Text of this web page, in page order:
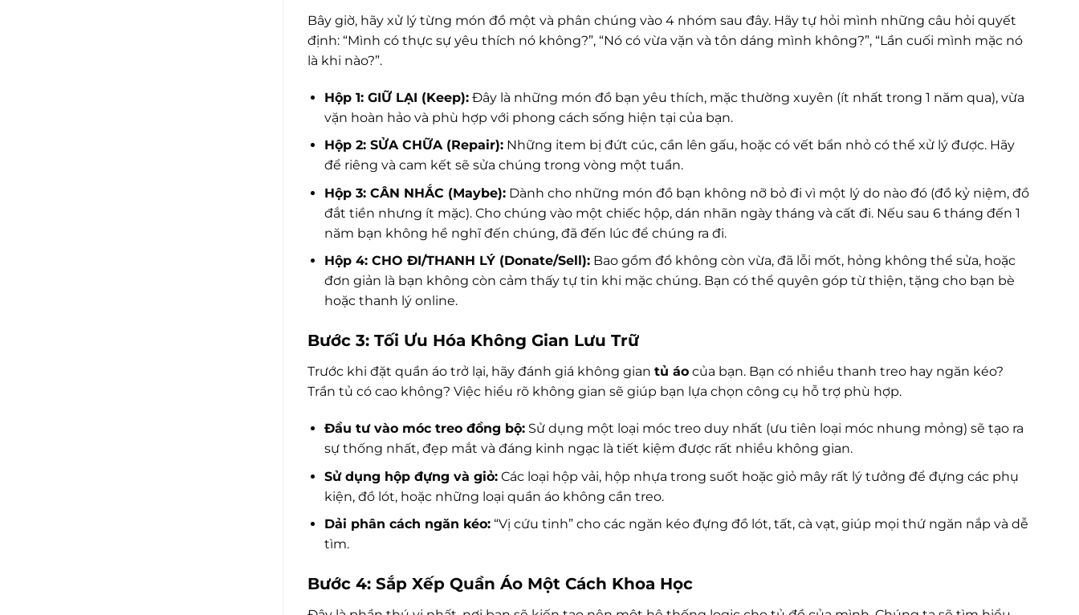
Bây giờ, hãy xử lý từng món đồ một và phân chúng vào 4 nhóm sau đây. Hãy tự hỏi mình những câu hỏi quyết
định: “Mình có thực sự yêu thích nó không?”, “Nó có vừa vặn và tôn dáng mình không?”, “Lần cuối mình mặc nó
là khi nào?”.
Hộp 1: GIỮ LẠI (Keep):Đây là những món đồ bạn yêu thích, mặc thường xuyên (ít nhất trong 1 năm qua), vừa
vặn hoàn hảo và phù hợp với phong cách sống hiện tại của bạn.
Hộp 2: SỬA CHỮA (Repair):Những item bị đứt cúc, cần lên gấu, hoặc có vết bẩn nhỏ có thể xử lý được. Hãy
để riêng và cam kết sẽ sửa chúng trong vòng một tuần.
Hộp 3: CÂN NHẮC (Maybe):Dành cho những món đồ bạn không nỡ bỏ đi vì một lý do nào đó (đồ kỷ niệm, đồ
đắt tiền nhưng ít mặc). Cho chúng vào một chiếc hộp, dán nhãn ngày tháng và cất đi. Nếu sau 6 tháng đến 1
năm bạn không hề nghĩ đến chúng, đã đến lúc để chúng ra đi.
Hộp 4: CHO ĐI/THANH LÝ (Donate/Sell):Bao gồm đồ không còn vừa, đã lỗi mốt, hỏng không thể sửa, hoặc
đơn giản là bạn không còn cảm thấy tự tin khi mặc chúng. Bạn có thể quyên góp từ thiện, tặng cho bạn bè
hoặc thanh lý online.
Bước 3: Tối Ưu Hóa Không Gian Lưu Trữ
Trước khi đặt quần áo trở lại, hãy đánh giá không gian tủ áo của bạn. Bạn có nhiều thanh treo hay ngăn kéo?
Trần tủ có cao không? Việc hiểu rõ không gian sẽ giúp bạn lựa chọn công cụ hỗ trợ phù hợp.
Đầu tư vào móc treo đồng bộ:Sử dụng một loại móc treo duy nhất (ưu tiên loại móc nhung mỏng) sẽ tạo ra
sự thống nhất, đẹp mắt và đáng kinh ngạc là tiết kiệm được rất nhiều không gian.
Sử dụng hộp đựng và giỏ:Các loại hộp vải, hộp nhựa trong suốt hoặc giỏ mây rất lý tưởng để đựng các phụ
kiện, đồ lót, hoặc những loại quần áo không cần treo.
Dải phân cách ngăn kéo:“Vị cứu tinh” cho các ngăn kéo đựng đồ lót, tất, cà vạt, giúp mọi thứ ngăn nắp và dễ
tìm.
Bước 4: Sắp Xếp Quần Áo Một Cách Khoa Học